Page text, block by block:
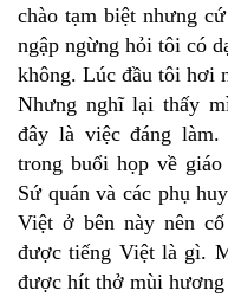
chào tạm biệt nhưng
ngập ngừng hỏi tôi có
không. Lúc đầu tôi hơi
Nhưng nghĩ lại thấy
đây là việc đáng
trong buổi họp về
Sứ quán và các phụ
Việt ở bên này nên
được tiếng Việt là gì.
được hít thở mùi hương